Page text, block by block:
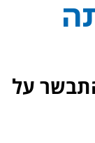
והתבשר על